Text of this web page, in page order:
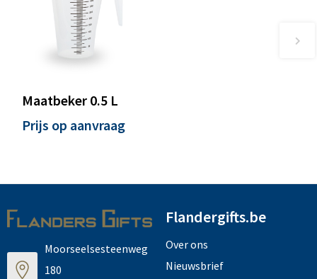
Maatbeker 0.5 L
Prijs op aanvraag
Moorseelsesteenweg
180
Flandergifts.be
Over ons
Nieuwsbrief